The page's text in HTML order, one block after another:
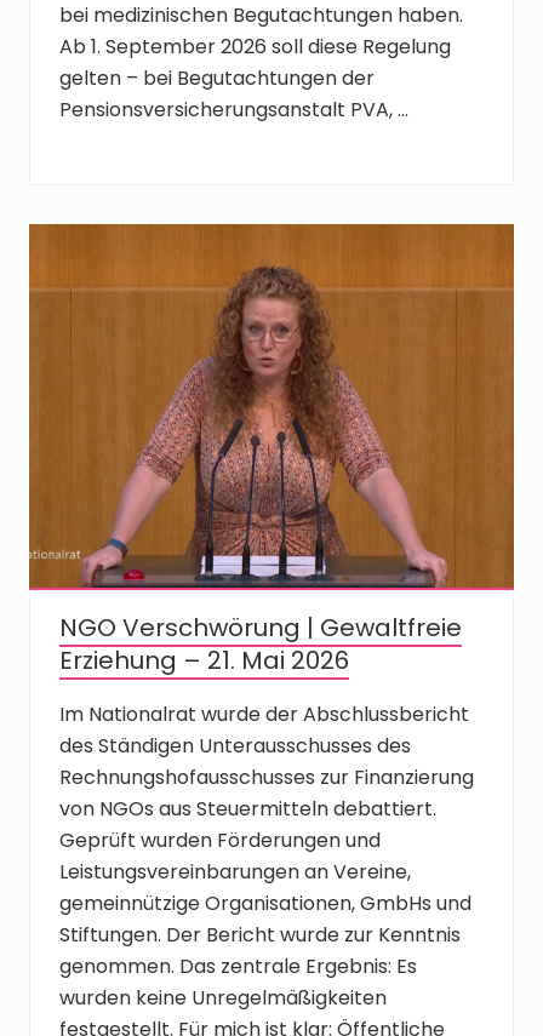
bei medizinischen Begutachtungen haben.
Ab 1. September 2026 soll diese Regelung
gelten – bei Begutachtungen der
Pensionsversicherungsanstalt PVA, …
NGO Verschwörung | Gewaltfreie
Erziehung – 21. Mai 2026
Im Nationalrat wurde der Abschlussbericht
des Ständigen Unterausschusses des
Rechnungshofausschusses zur Finanzierung
von NGOs aus Steuermitteln debattiert.
Geprüft wurden Förderungen und
Leistungsvereinbarungen an Vereine,
gemeinnützige Organisationen, GmbHs und
Stiftungen. Der Bericht wurde zur Kenntnis
genommen. Das zentrale Ergebnis: Es
wurden keine Unregelmäßigkeiten
festgestellt. Für mich ist klar: Öffentliche